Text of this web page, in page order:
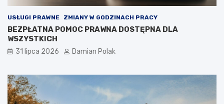
USŁUGI PRAWNE ZMIANY W GODZINACH PRACY
BEZPŁATNA POMOC PRAWNA DOSTĘPNA DLA
WSZYSTKICH
31 lipca 2026 Damian Polak